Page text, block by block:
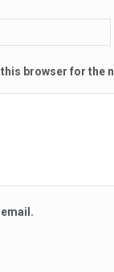
browser for the